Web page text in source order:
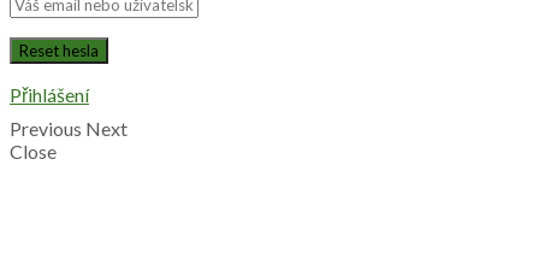
Přihlášení
Previous Next
Close